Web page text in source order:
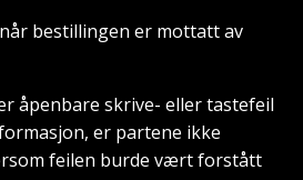
bestillingen er mottatt av
åpenbare skrive- eller tastefeil
er partene ikke
feilen burde vært forstått